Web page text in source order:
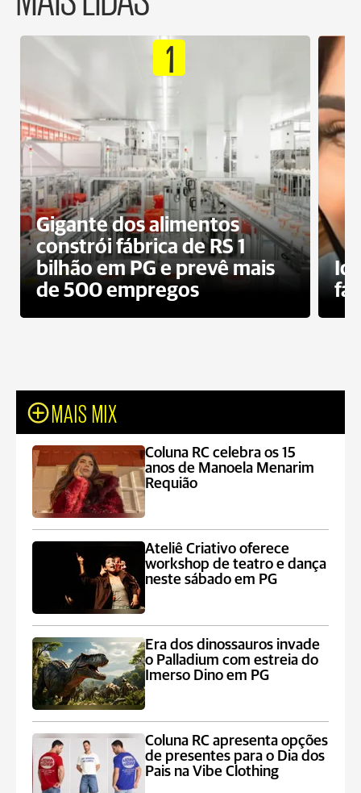
1
Gigante dos alimentos
constrói fábrica de RS 1
bilhão em PG e prevê mais
de 500 empregos
MAIS MIX
Coluna RC celebra os 15
anos de Manoela Menarim
Requião
Ateliê Criativo oferece
workshop de teatro e dança
neste sábado em PG
Era dos dinossauros invade
o Palladium com estreia do
Imerso Dino em PG
Coluna RC apresenta opções
de presentes para o Dia dos
Pais na Vibe Clothing